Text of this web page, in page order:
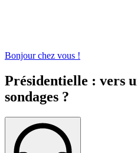
Bonjour chez vous !
Présidentielle : vers
sondages ?